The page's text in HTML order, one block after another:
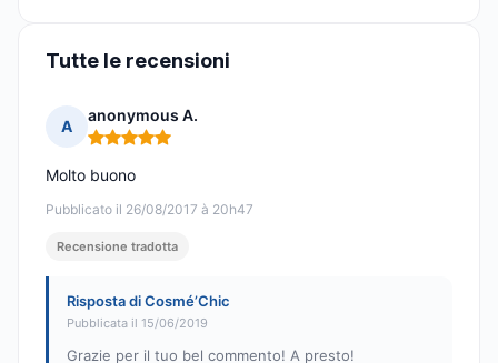
Tutte le recensioni
A
anonymous A.
Nota: 5 su 5
Pubblicato il 26/08/2017 à 20h47
Molto buono
Recensione tradotta
Risposta di Cosmé’Chic
Pubblicata il 15/06/2019
Grazie per il tuo bel commento! A presto!